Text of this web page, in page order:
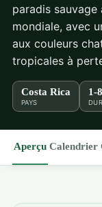
paradis
mondiale, avec
aux couleurs
tropicales à
Costa Rica
PAYS
1-
Aperçu Calendrier